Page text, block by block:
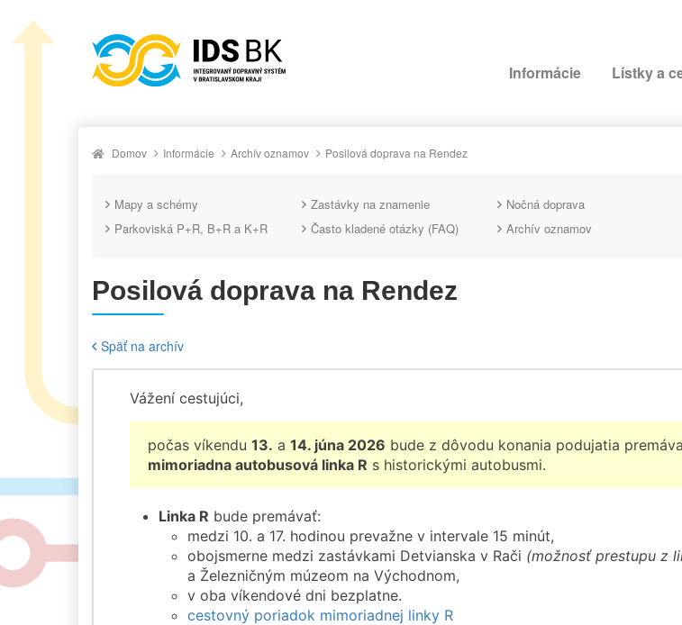
Informácie Lístky a
Domov Informácie Archív oznamov Posilová doprava na Rendez
Mapy a schémy Zastávky na znamenie Nočná doprava
Parkoviská P+R, B+R a K+R
Často kladené otázky (FAQ) Archív oznamov
Posilová doprava na Rendez
Späť na archív
Vážení cestujúci,
počas víkendu 13. a 14. júna 2026 bude z dôvodu konania podujatia
mimoriadna autobusová linka R s historickými autobusmi.
Linka R bude premávať:
medzi 10. a 17. hodinou prevažne v intervale 15 minút,
obojsmerne medzi zastávkami Detvianska v Rači (možnosť prestupu z
a Železničným múzeom na Východnom,
v oba víkendové dni bezplatne.
cestovný poriadok mimoriadnej linky R